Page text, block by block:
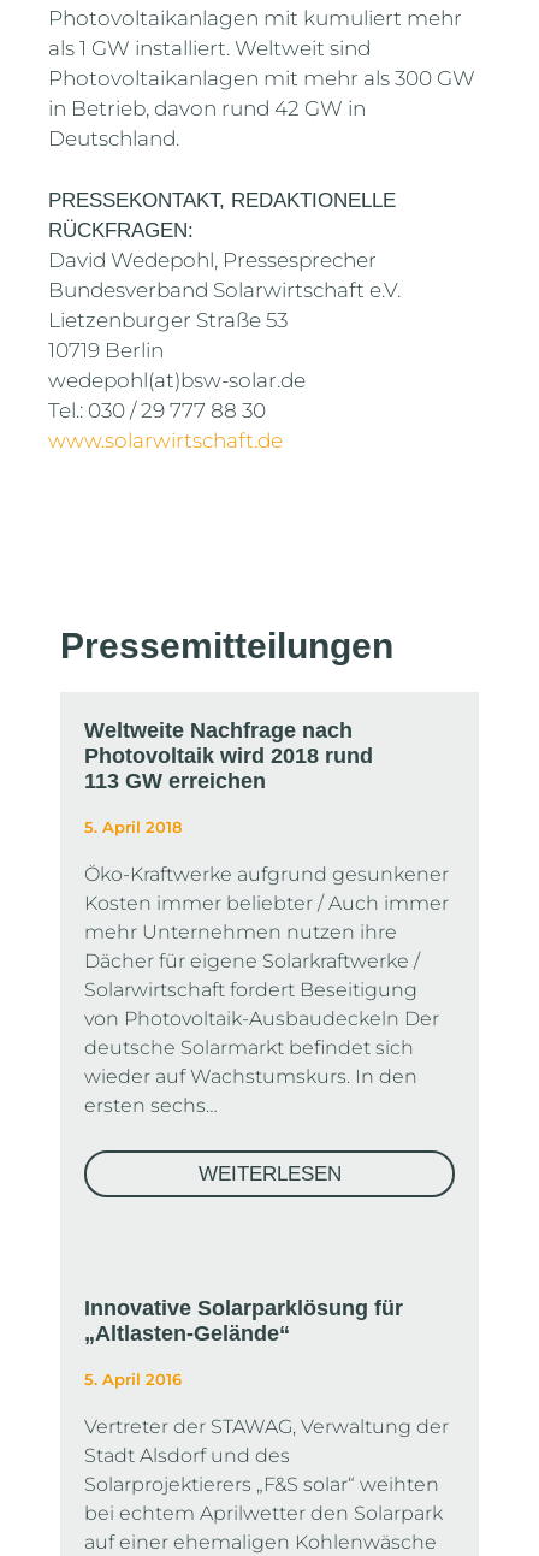
Photovoltaikanlagen mit kumuliert mehr
als 1 GW installiert. Weltweit sind
Photovoltaikanlagen mit mehr als 300 GW
in Betrieb, davon rund 42 GW in
Deutschland.
PRESSEKONTAKT, REDAKTIONELLE
RÜCKFRAGEN:
David Wedepohl, Pressesprecher
Bundesverband Solarwirtschaft e.V.
Lietzenburger Straße 53
10719 Berlin
wedepohl(at)bsw-solar.de
Tel.: 030 / 29 777 88 30
www.solarwirtschaft.de
Presse­mitteilungen
Weltweite Nachfrage nach
Photovoltaik wird 2018 rund
113 GW erreichen
5. April 2018
Öko-Kraftwerke aufgrund gesunkener
Kosten immer beliebter / Auch immer
mehr Unternehmen nutzen ihre
Dächer für eigene Solarkraftwerke /
Solarwirtschaft fordert Beseitigung
von Photovoltaik-Ausbaudeckeln Der
deutsche Solarmarkt befindet sich
wieder auf Wachstumskurs. In den
ersten sechs…
WEITERLESEN
Innovative Solarparklösung für
„Altlasten-Gelände“
5. April 2016
Vertreter der STAWAG, Verwaltung der
Stadt Alsdorf und des
Solarprojektierers „F&S solar“ weihten
bei echtem Aprilwetter den Solarpark
auf einer ehemaligen Kohlenwäsche